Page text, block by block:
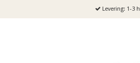
Levering: 1-3